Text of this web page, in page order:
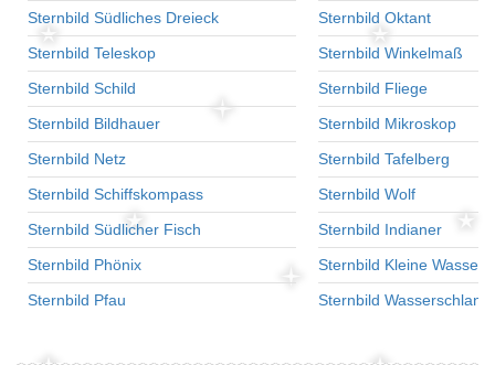
Sternbild Südliches Dreieck
Sternbild Teleskop
Sternbild Schild
Sternbild Bildhauer
Sternbild Netz
Sternbild Schiffskompass
Sternbild Südlicher Fisch
Sternbild Phönix
Sternbild Pfau
Sternbild Oktant
Sternbild Winkelmaß
Sternbild Fliege
Sternbild Mikroskop
Sternbild Tafelberg
Sternbild Wolf
Sternbild Indianer
Sternbild Kleine
Sternbild